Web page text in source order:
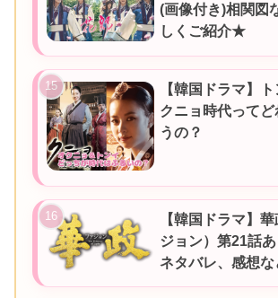
(画像付き)相関図
しくご紹介★
【韓国ドラマ】
クニョ時代って
うの？
【韓国ドラマ】
ジョン）第21話
ネタバレ、感想な